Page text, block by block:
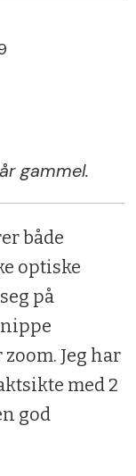
gammel.
både
optiske
på
Jeg har
med 2
god